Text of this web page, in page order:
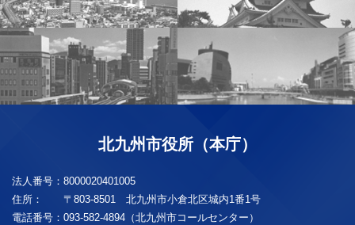
北九州市役所（本庁）
法人番号： 8000020401005
住所：
〒803-8501 北九州市小倉北区城内1番1号
電話番号： 093-582-4894（北九州市コールセンター）